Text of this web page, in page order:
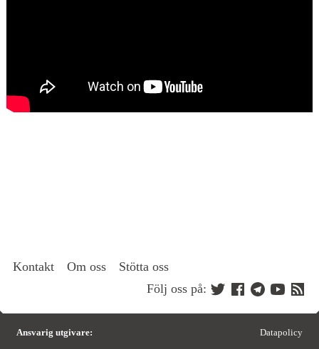
Kontakt Om oss
Stötta oss
Följ oss på:
Ansvarig utgivare: Datapolicy